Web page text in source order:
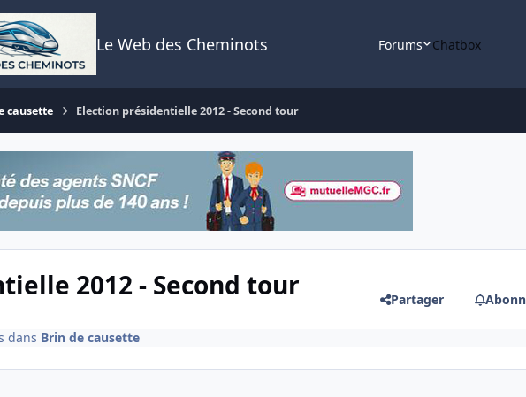
Le Web des Cheminots Forums Chatbox
causette Election présidentielle 2012 - Second tour
2012 - Second tour Partager
dans Brin de causette